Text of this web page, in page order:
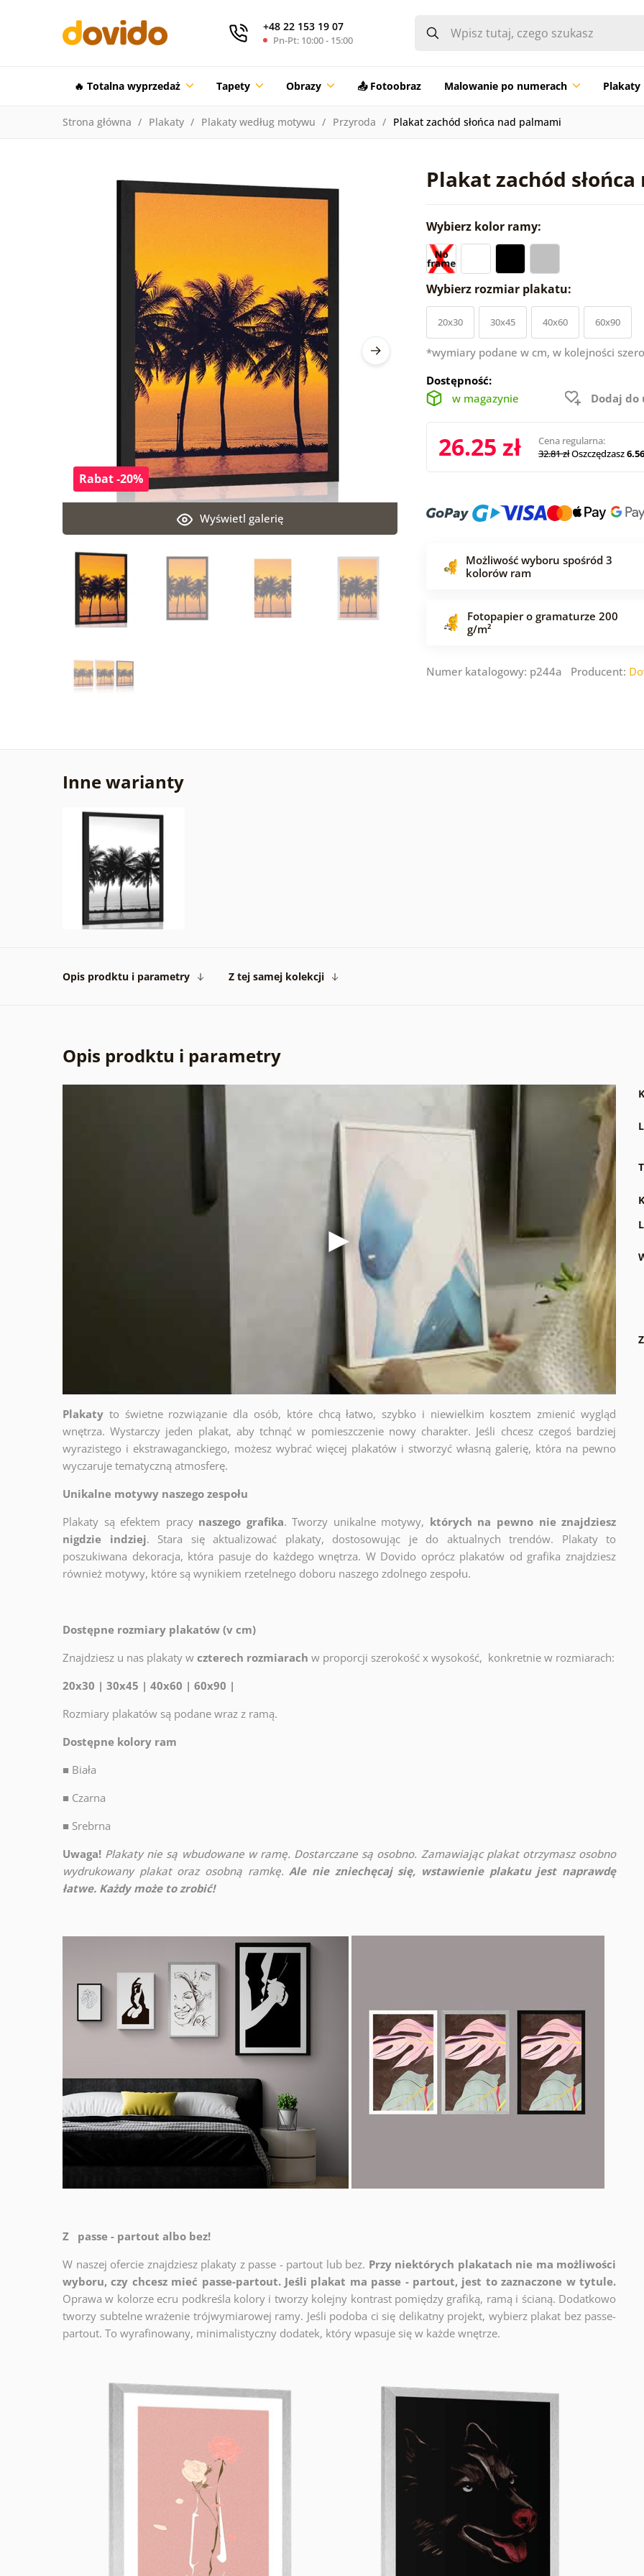
+48 22 153 19 07
Pn-Pt: 10:00 - 15:00
🔥 Totalna wyprzedaż Tapety Obrazy 📤 Fotoobraz Malowanie po numerach Plakaty
Strona główna Plakaty Plakaty według motywu Przyroda Plakat zachód słońca nad palmami
Plakat zachód
Wyświetl galerię
Rabat -20%
Wybierz kolor ramy:
Wybierz rozmiar plakatu:
20x30 30x45 40x60 60x90
*wymiary podane w cm, w kolejności
Dostępność:
w magazynie
Dodaj
26.25 zł
Cena regularna:
32.81 złOszczędzasz
Możliwość wyboru spośród 3
kolorów ram
Fotopapier o gramaturze 200
g/m²
Numer katalogowy: p244a Producent:
Inne warianty
Opis prodktu i parametry Z tej samej kolekcji
Opis prodktu i parametry
Plakaty to świetne rozwiązanie dla osób, które chcą łatwo, szybko i niewielkim kosztem zmienić wygląd
wnętrza. Wystarczy jeden plakat, aby tchnąć w pomieszczenie nowy charakter. Jeśli chcesz czegoś bardziej
wyrazistego i ekstrawaganckiego, możesz wybrać więcej plakatów i stworzyć własną galerię, która na pewno
wyczaruje tematyczną atmosferę.
Unikalne motywy naszego zespołu
Plakaty są efektem pracy naszego grafika. Tworzy unikalne motywy, których na pewno nie znajdziesz
nigdzie indziej. Stara się aktualizować plakaty, dostosowując je do aktualnych trendów. Plakaty to
poszukiwana dekoracja, która pasuje do każdego wnętrza. W Dovido oprócz plakatów od grafika znajdziesz
również motywy, które są wynikiem rzetelnego doboru naszego zdolnego zespołu.
Dostępne rozmiary plakatów (v cm)
Znajdziesz u nas plakaty w czterech rozmiarach w proporcji szerokość x wysokość, konkretnie w rozmiarach:
20x30 | 30x45 | 40x60 | 60x90 |
Rozmiary plakatów są podane wraz z ramą.
Dostępne kolory ram
■ Biała
■ Czarna
■ Srebrna
Uwaga! Plakaty nie są wbudowane w ramę. Dostarczane są osobno. Zamawiając plakat otrzymasz osobno
wydrukowany plakat oraz osobną ramkę. Ale nie zniechęcaj się, wstawienie plakatu jest naprawdę
łatwe. Każdy może to zrobić!
Z passe - partout albo bez!
W naszej ofercie znajdziesz plakaty z passe - partout lub bez. Przy niektórych plakatach nie ma możliwości
wyboru, czy chcesz mieć passe-partout. Jeśli plakat ma passe - partout, jest to zaznaczone w tytule.
Oprawa w kolorze ecru podkreśla kolory i tworzy kolejny kontrast pomiędzy grafiką, ramą i ścianą. Dodatkowo
tworzy subtelne wrażenie trójwymiarowej ramy. Jeśli podoba ci się delikatny projekt, wybierz plakat bez passe-
partout. To wyrafinowany, minimalistyczny dodatek, który wpasuje się w każde wnętrze.